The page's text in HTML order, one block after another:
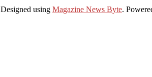
Designed using Magazine News Byte.